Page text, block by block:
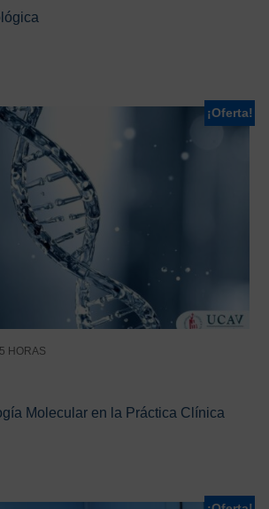
¡Oferta!
HORAS
Molecular en la Práctica Clínica